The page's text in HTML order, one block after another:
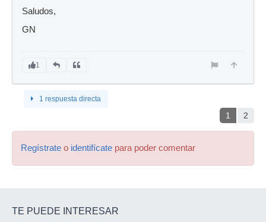
Saludos,
GN
1
1 respuesta directa
1 2
Regístrate o identifícate para poder comentar
TE PUEDE INTERESAR